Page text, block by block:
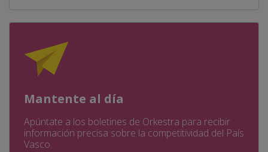
Mantente al día
Apúntate a los boletines de Orkestra para recibir
información precisa sobre la competitividad del País
Vasco.